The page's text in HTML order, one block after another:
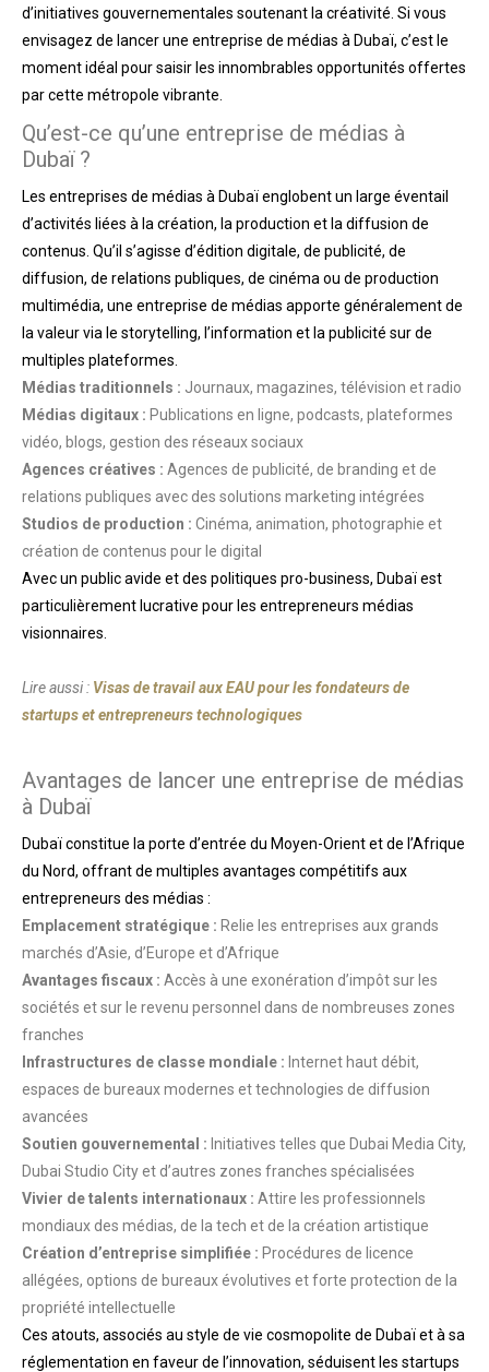
d’initiatives gouvernementales soutenant la créativité. Si vous
envisagez de lancer une entreprise de médias à Dubaï, c’est le
moment idéal pour saisir les innombrables opportunités offertes
par cette métropole vibrante.
Qu’est-ce qu’une entreprise de médias à
Dubaï ?
Les entreprises de médias à Dubaï englobent un large éventail
d’activités liées à la création, la production et la diffusion de
contenus. Qu’il s’agisse d’édition digitale, de publicité, de
diffusion, de relations publiques, de cinéma ou de production
multimédia, une entreprise de médias apporte généralement de
la valeur via le storytelling, l’information et la publicité sur de
multiples plateformes.
Médias traditionnels : Journaux, magazines, télévision et radio
Médias digitaux : Publications en ligne, podcasts, plateformes
vidéo, blogs, gestion des réseaux sociaux
Agences créatives : Agences de publicité, de branding et de
relations publiques avec des solutions marketing intégrées
Studios de production : Cinéma, animation, photographie et
création de contenus pour le digital
Avec un public avide et des politiques pro-business, Dubaï est
particulièrement lucrative pour les entrepreneurs médias
visionnaires.
Lire aussi : Visas de travail aux EAU pour les fondateurs de
startups et entrepreneurs technologiques
Avantages de lancer une entreprise de médias
à Dubaï
Dubaï constitue la porte d’entrée du Moyen-Orient et de l’Afrique
du Nord, offrant de multiples avantages compétitifs aux
entrepreneurs des médias :
Emplacement stratégique : Relie les entreprises aux grands
marchés d’Asie, d’Europe et d’Afrique
Avantages fiscaux : Accès à une exonération d’impôt sur les
sociétés et sur le revenu personnel dans de nombreuses zones
franches
Infrastructures de classe mondiale : Internet haut débit,
espaces de bureaux modernes et technologies de diffusion
avancées
Soutien gouvernemental : Initiatives telles que Dubai Media City,
Dubai Studio City et d’autres zones franches spécialisées
Vivier de talents internationaux : Attire les professionnels
mondiaux des médias, de la tech et de la création artistique
Création d’entreprise simplifiée : Procédures de licence
allégées, options de bureaux évolutives et forte protection de la
propriété intellectuelle
Ces atouts, associés au style de vie cosmopolite de Dubaï et à sa
réglementation en faveur de l’innovation, séduisent les startups